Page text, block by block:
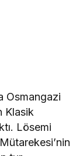
Osmangazi
Klasik
Lösemi